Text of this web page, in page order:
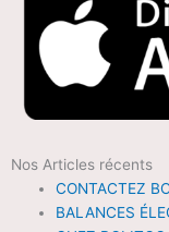
Nos Articles récents
CONTACTEZ
BALANCES